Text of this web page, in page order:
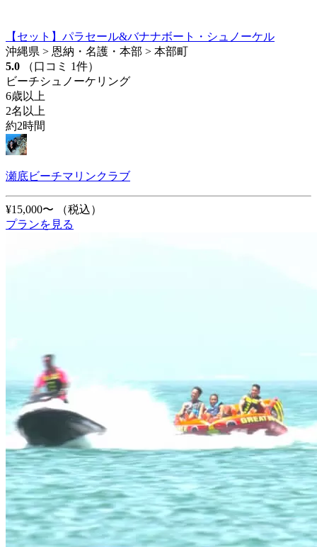
【セット】パラセール&バナナボート・シュノーケル
沖縄県 > 恩納・名護・本部 > 本部町
5.0
（口コミ 1件）
ビーチシュノーケリング
6歳以上
2名以上
約2時間
瀬底ビーチマリンクラブ
¥15,000〜
（税込）
プランを見る